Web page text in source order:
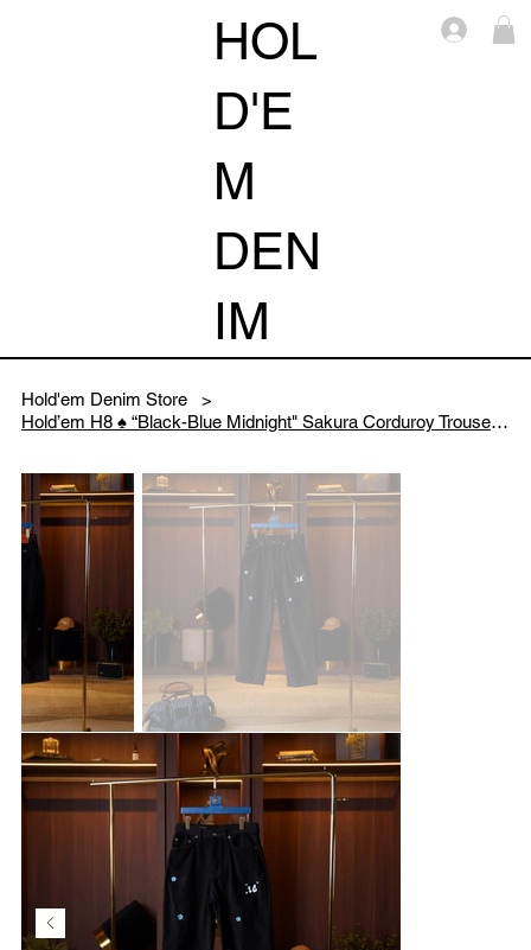
HOL
D'E
M
DEN
IM
Log
Hold'em Denim Store
>
Hold’em H8 ♠️ “Black-Blue Midnight" Sakura Corduroy Trousers Collection 2026